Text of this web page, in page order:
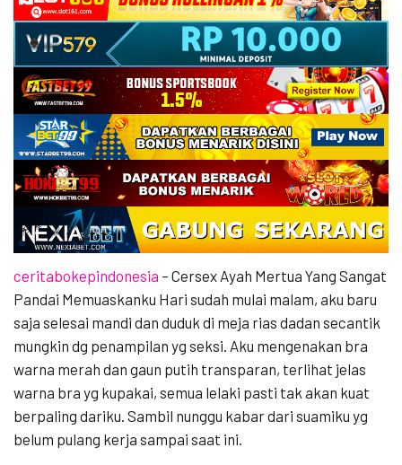
ceritabokepindonesia – Cersex Ayah Mertua Yang Sangat
Pandai Memuaskanku Hari sudah mulai malam, aku baru
saja selesai mandi dan duduk di meja rias dadan secantik
mungkin dg penampilan yg seksi. Aku mengenakan bra
warna merah dan gaun putih transparan, terlihat jelas
warna bra yg kupakai, semua lelaki pasti tak akan kuat
berpaling dariku. Sambil nunggu kabar dari suamiku yg
belum pulang kerja sampai saat ini.